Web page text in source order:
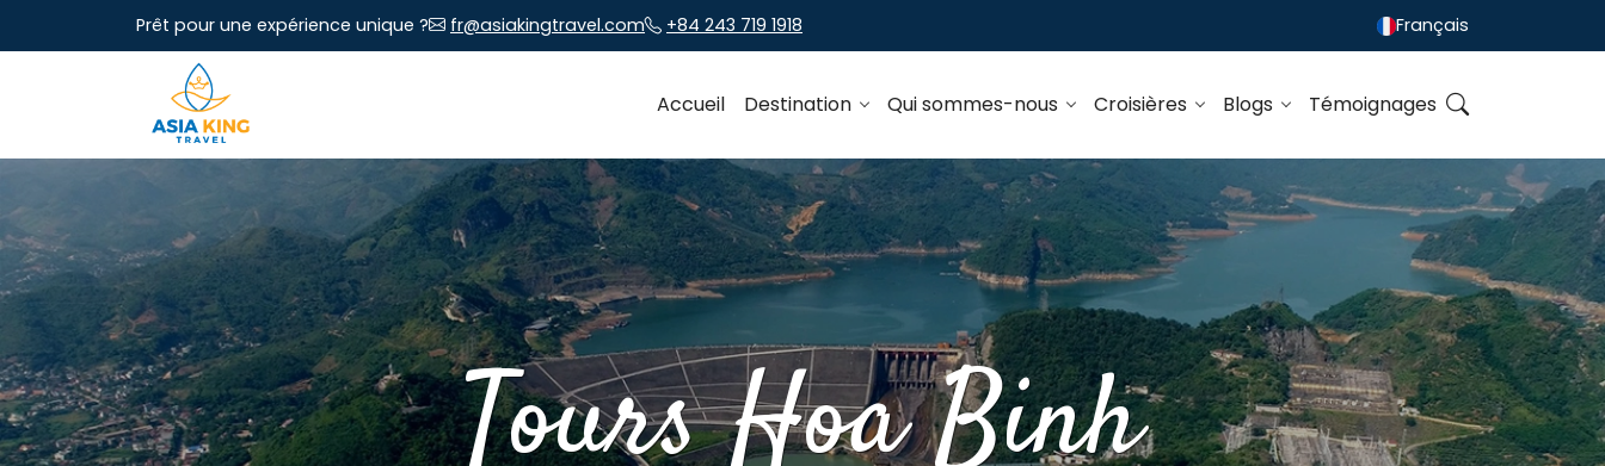
Prêt pour une expérience unique ? fr@asiakingtravel.com +84 243 719 1918 Français
Accueil Destination Qui sommes-nous Croisières Blogs Témoignages
Tours Hoa Binh